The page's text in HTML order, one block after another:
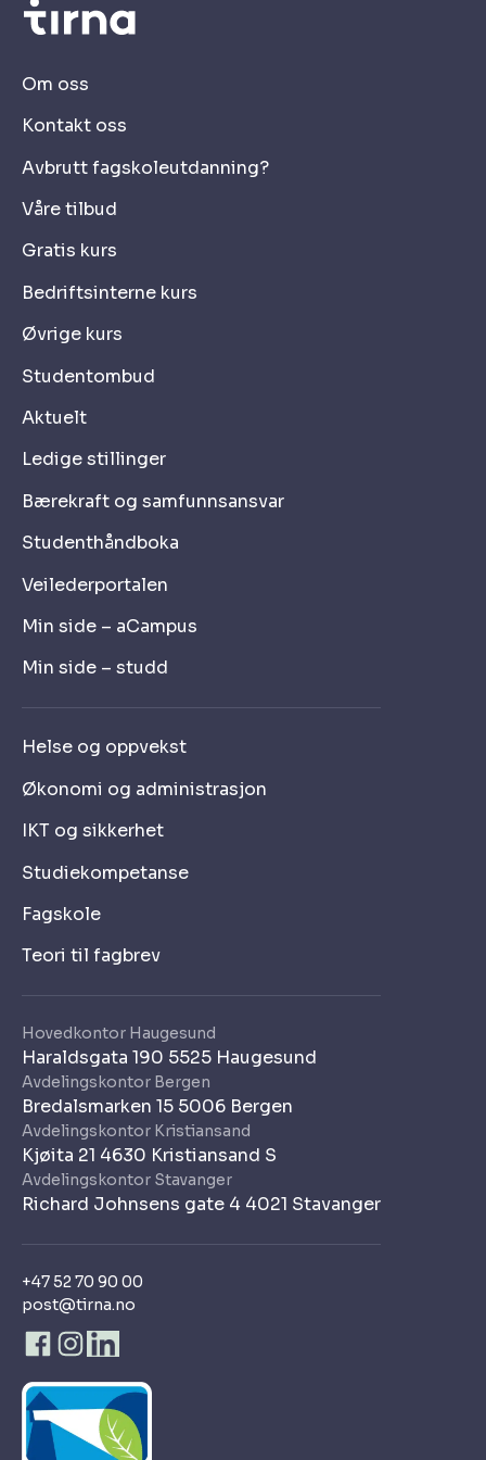
+47 52 70 90 00
post@tirna.no
Hovedkontor Haugesund
Haraldsgata 190 5525 Haugesund
Avdelingskontor Bergen
Bredalsmarken 15 5006 Bergen
Avdelingskontor Kristiansand
Kjøita 21 4630 Kristiansand S
Avdelingskontor Stavanger
Richard Johnsens gate 4 4021 Stavanger
Om oss
Kontakt oss
Avbrutt fagskoleutdanning?
Våre tilbud
Gratis kurs
Bedriftsinterne kurs
Øvrige kurs
Studentombud
Aktuelt
Ledige stillinger
Bærekraft og samfunnsansvar
Studenthåndboka
Veilederportalen
Min side – aCampus
Min side – studd
Helse og oppvekst
Økonomi og administrasjon
IKT og sikkerhet
Studiekompetanse
Fagskole
Teori til fagbrev